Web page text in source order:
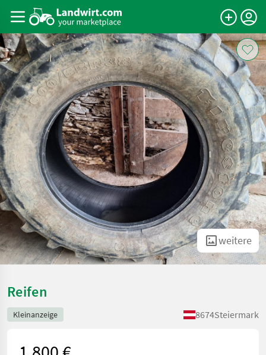
weitere
Reifen
Kleinanzeige 8674Steiermark